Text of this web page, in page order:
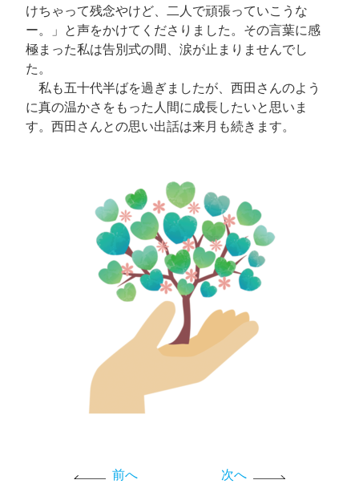
けちゃって残念やけど、二人で頑張っていこうな
ー。」と声をかけてくださりました。その言葉に感
極まった私は告別式の間、涙が止まりませんでし
た。
私も五十代半ばを過ぎましたが、西田さんのよう
に真の温かさをもった人間に成長したいと思いま
す。西田さんとの思い出話は来月も続きます。
前へ 次へ